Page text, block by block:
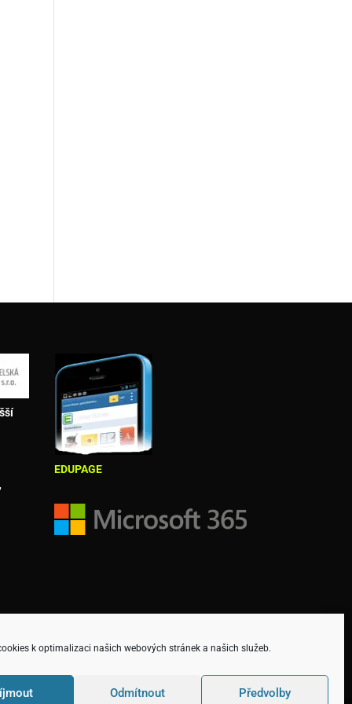
k optimalizaci našich webových stránek a našich služeb.
Odmítnout Předvolby
EDUPAGE